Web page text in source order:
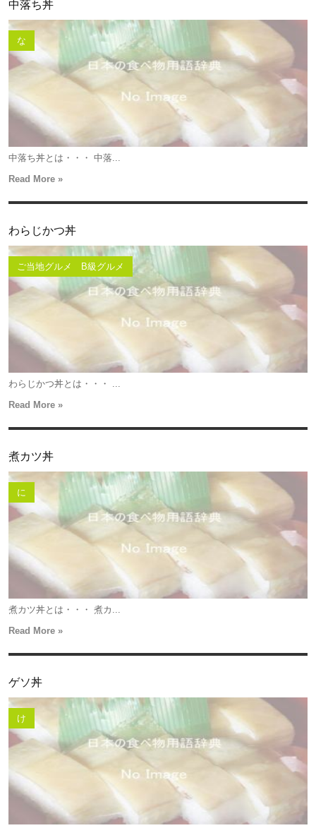
中落ち丼
な
中落ち丼とは・・・ 中落...
Read More »
わらじかつ丼
ご当地グルメ B級グルメ
わらじかつ丼とは・・・ ...
Read More »
煮カツ丼
に
煮カツ丼とは・・・ 煮カ...
Read More »
ゲソ丼
け